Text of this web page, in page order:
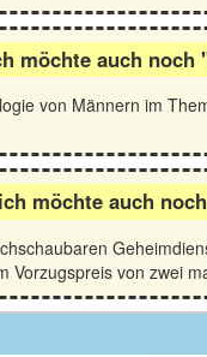
möchte auch noch
von Männern im
möchte auch
Vorzugspreis von zwei